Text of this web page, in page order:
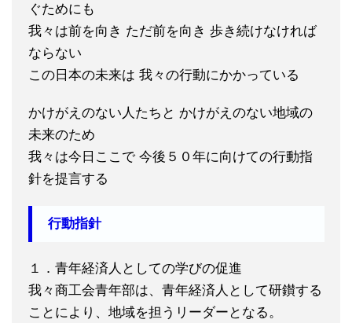
ぐためにも
我々は前を向き ただ前を向き 歩き続けなければ
ならない
この日本の未来は 我々の行動にかかっている
かけがえのない人たちと かけがえのない地域の
未来のため
我々は今日ここで 今後５０年に向けての行動指
針を提言する
行動指針
１．青年経済人としての学びの促進
我々商工会青年部は、青年経済人として研鑚する
ことにより、地域を担うリーダーとなる。